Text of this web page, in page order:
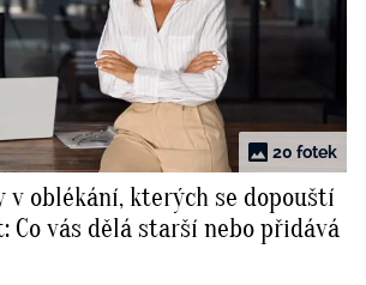
20 fotek
v oblékání, kterých se dopouští
Co vás dělá starší nebo přidává